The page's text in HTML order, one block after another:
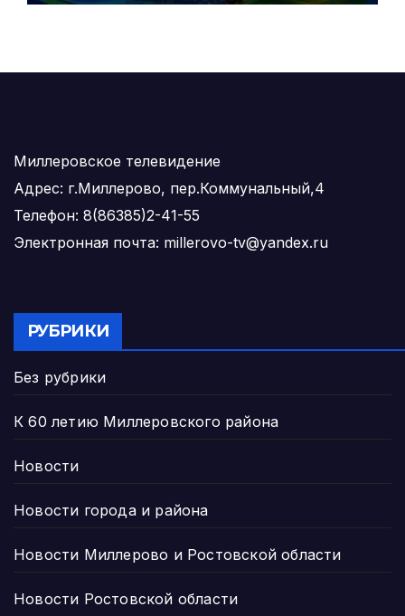
Миллеровское телевидение
Адрес: г.Миллерово, пер.Коммунальный,4
Телефон: 8(86385)2-41-55
Электронная почта: millerovo-tv@yandex.ru
РУБРИКИ
Без рубрики
К 60 летию Миллеровского района
Новости
Новости города и района
Новости Миллерово и Ростовской области
Новости Ростовской области